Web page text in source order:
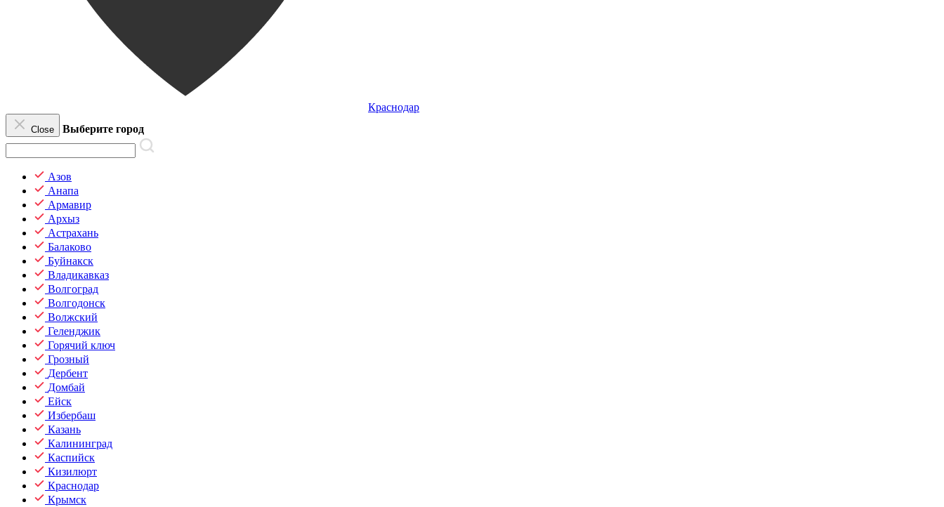
Краснодар
Close Выберите город
Азов
Анапа
Армавир
Архыз
Астрахань
Балаково
Буйнакск
Владикавказ
Волгоград
Волгодонск
Волжский
Геленджик
Горячий ключ
Грозный
Дербент
Домбай
Ейск
Избербаш
Казань
Калининград
Каспийск
Кизилюрт
Краснодар
Крымск